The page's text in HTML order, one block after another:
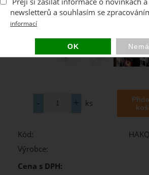
ks
Kód:
Výrobce:
Cena s DPH:
newsletterů a souhlasím se
informací